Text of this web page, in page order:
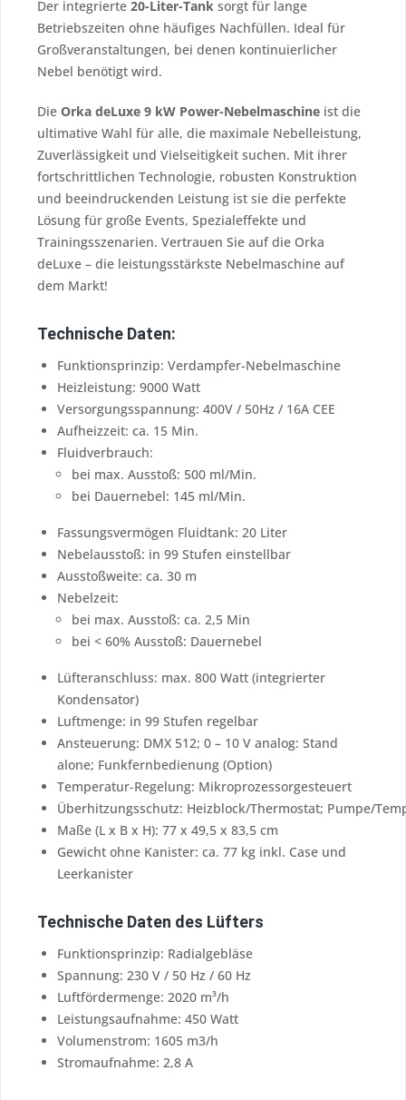
Der integrierte 20-Liter-Tank sorgt für lange
Betriebszeiten ohne häufiges Nachfüllen. Ideal für
Großveranstaltungen, bei denen kontinuierlicher
Nebel benötigt wird.
Die Orka deLuxe 9 kW Power-Nebelmaschine ist die
ultimative Wahl für alle, die maximale Nebelleistung,
Zuverlässigkeit und Vielseitigkeit suchen. Mit ihrer
fortschrittlichen Technologie, robusten Konstruktion
und beeindruckenden Leistung ist sie die perfekte
Lösung für große Events, Spezialeffekte und
Trainingsszenarien. Vertrauen Sie auf die Orka
deLuxe – die leistungsstärkste Nebelmaschine auf
dem Markt!
Technische Daten:
Funktionsprinzip: Verdampfer-Nebelmaschine
Heizleistung: 9000 Watt
Versorgungsspannung: 400V / 50Hz / 16A CEE
Aufheizzeit: ca. 15 Min.
Fluidverbrauch:
bei max. Ausstoß: 500 ml/Min.
bei Dauernebel: 145 ml/Min.
Fassungsvermögen Fluidtank: 20 Liter
Nebelausstoß: in 99 Stufen einstellbar
Ausstoßweite: ca. 30 m
Nebelzeit:
bei max. Ausstoß: ca. 2,5 Min
bei < 60% Ausstoß: Dauernebel
Lüfteranschluss: max. 800 Watt (integrierter
Kondensator)
Luftmenge: in 99 Stufen regelbar
Ansteuerung: DMX 512; 0 – 10 V analog: Stand
alone; Funkfernbedienung (Option)
Temperatur-Regelung: Mikroprozessorgesteuert
Überhitzungsschutz: Heizblock/Thermostat; Pumpe/
Maße (L x B x H): 77 x 49,5 x 83,5 cm
Gewicht ohne Kanister: ca. 77 kg inkl. Case und
Leerkanister
Technische Daten des Lüfters
Funktionsprinzip: Radialgebläse
Spannung: 230 V / 50 Hz / 60 Hz
Luftfördermenge: 2020 m³/h
Leistungsaufnahme: 450 Watt
Volumenstrom: 1605 m3/h
Stromaufnahme: 2,8 A